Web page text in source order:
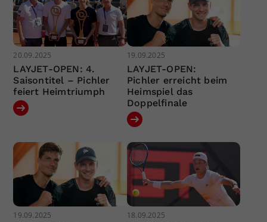
20.09.2025
LAYJET-OPEN: 4.
Saisontitel – Pichler
feiert Heimtriumph
19.09.2025
LAYJET-OPEN:
Pichler erreicht beim
Heimspiel das
Doppelfinale
19.09.2025 18.09.2025